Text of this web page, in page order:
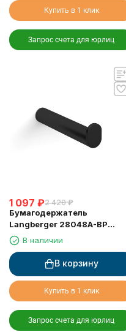
Купить в 1 клик
Запрос счета для юрлиц
1 097 ₽2 420 ₽
Бумагодержатель
Langberger 28048A-BP
туалетной бумаги черный
В наличии
В корзину
Купить в 1 клик
Запрос счета для юрлиц